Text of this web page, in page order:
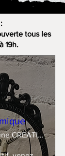
tous les
19h.
Gasoline CREATION